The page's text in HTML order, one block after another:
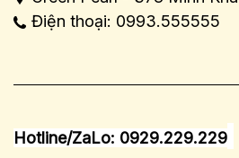
Điện thoại: 0993.555555
Hotline/ZaLo: 0929.229.229